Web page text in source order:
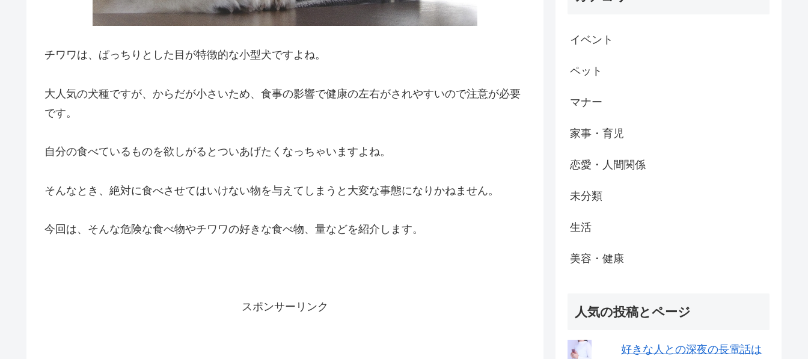
チワワは、ぱっちりとした目が特徴的な小型犬ですよね。
大人気の犬種ですが、からだが小さいため、食事の影響で健康の左右がされやすいので注意が必要
です。
自分の食べているものを欲しがるとついあげたくなっちゃいますよね。
そんなとき、絶対に食べさせてはいけない物を与えてしまうと大変な事態になりかねません。
今回は、そんな危険な食べ物やチワワの好きな食べ物、量などを紹介します。
スポンサーリンク
イベント
ペット
マナー
家事・育児
恋愛・人間関係
未分類
生活
美容・健康
人気の投稿とページ
好きな人との深夜の長電話は